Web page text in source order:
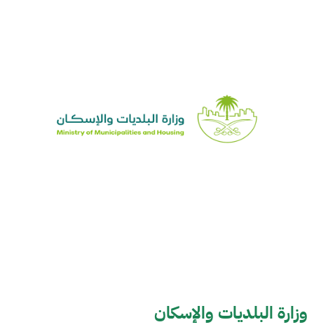
وزارة البلديات والإسكان